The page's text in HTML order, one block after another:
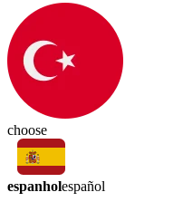
choose
espanholespañol